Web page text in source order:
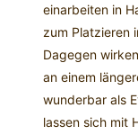
einarbeiten in
zum Platzieren
Dagegen
an einem
wunderbar als
lassen sich mit